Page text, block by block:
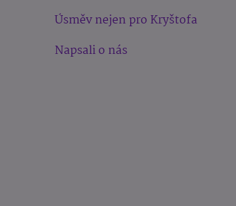
Úsměv nejen pro Kryštofa
Napsali o nás